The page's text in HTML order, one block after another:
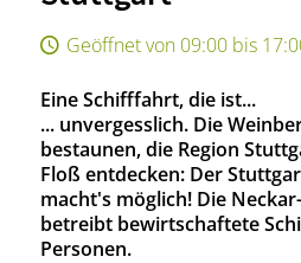
Geöffnet von 09:00 bis
Eine Schifffahrt, die ist...
... unvergesslich. Die
bestaunen, die Region
Floß entdecken: Der
macht's möglich! Die
betreibt bewirtschaftete
Personen.